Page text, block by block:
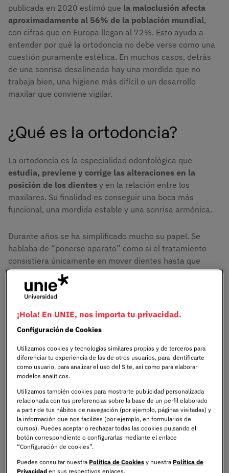
publicada en 2020 estimó que la maloclusión afecta
aproximadamente al 56% de la población mundial,
con cifras que en Europa llegan al 72%. Esto ayuda a
entender por qué la ortodoncia no debe verse como una
cuestión puramente estética. En muchos casos, detrás
de una sonrisa desalineada hay una mordida que no
trabaja bien, una higiene más difícil o un desarrollo
maxilar que conviene vigilar.
¿Qué es la ortodoncia?
La ortodoncia es la especialidad odontológica que
estudia, previene y corrige las alteraciones en la
posición de los dientes y en la relación entre los
maxilares. Su finalidad es conseguir una boca más
funcional, una mordida estable y una sonrisa armónica.
Durante años se ha simplificado mucho su papel. Se
hablaba de “ponerse aparato” como si el tratamiento
consistiera únicamente en mover dientes hasta que
quedaran rectos. En realidad, el trabajo ortodóncico
empieza mucho antes. Primero hay que estudiar cómo
muerde el paciente, cuánto espacio hay en la arcada, qué
relación existe entre el maxilar superior y la mandíbula,
cómo están las encías y qué movimientos son viables sin
comprometer la salud dental.
En una primera valoración,el especialista suele analizar
varios aspectos clave
Alineación dentaly presencia de apiñamiento o
espacios.
Tipo de mordiday forma en la que encajan ambas
arcadas.
Relación entre maxilar y mandíbula
¡Hola! En UNIE, nos importa tu privacidad.
Configuración de Cookies
Utilizamos cookies y tecnologías similares propias y de terceros para
diferenciar tu experiencia de las de otros usuarios, para identificarte
como usuario, para analizar el uso del Site, así como para elaborar
modelos analíticos.
Utilizamos también cookies para mostrarte publicidad personalizada
relacionada con tus preferencias sobre la base de un perfil elaborado
a partir de tus hábitos de navegación (por ejemplo, páginas visitadas) y
la información que nos facilites (por ejemplo, en formularios de
cursos). Puedes aceptar o rechazar todas las cookies pulsando el
botón correspondiente o configurarlas mediante el enlace
“Configuración de cookies”.
Puedes consultar nuestra Política de Cookies y nuestra Política de
Privacidad en sus respectivos enlaces.